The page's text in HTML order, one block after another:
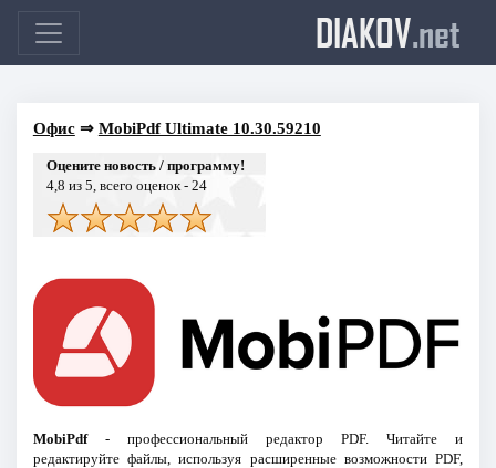
DIAKOV.net
Офис⇒ MobiPdf Ultimate 10.30.59210
Оцените новость / программу!
4,8 из 5, всего оценок - 24
MobiPdf- профессиональный редактор PDF. Читайте и
редактируйте файлы, используя расширенные возможности PDF,